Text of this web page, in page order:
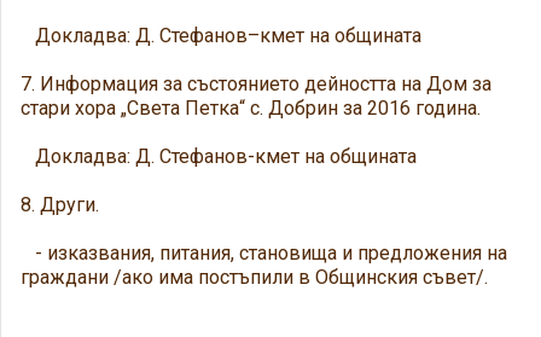
Докладва: Д. Стефанов–кмет на общината
7. Информация за състоянието дейността на Дом за
стари хора „Света Петка“ с. Добрин за 2016 година.
Докладва: Д. Стефанов-кмет на общината
8. Други.
- изказвания, питания, становища и предложения на
граждани /ако има постъпили в Общинския съвет/.